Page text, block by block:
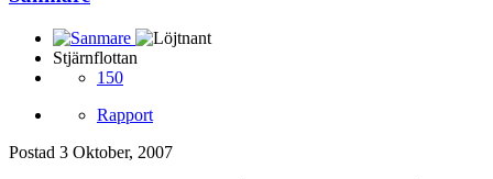
Stjärnflottan
150
Rapport
Postad 3 Oktober, 2007